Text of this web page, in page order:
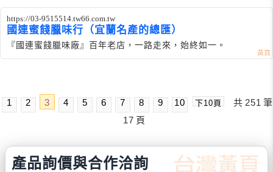
https://03-9515514.tw66.com.tw
國連蜜餞臘味行（宜蘭名產的總匯）
『國連蜜餞臘味廠』百年老店，一路走來，始終如一。
1 2 3 4 5 6 7 8 9 10 下10頁 共 251 筆
17 頁
產品詢價與合作洽詢